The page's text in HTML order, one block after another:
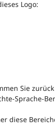
Logo:
Sie
Sprache-
diese